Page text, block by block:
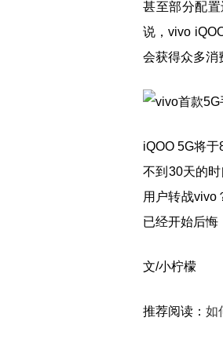
甚至部分配
说，vivo
会获得众多消
iQOO 5G将
不到30天的
用户转战vivo
已经开始后悔
文/小柠檬
推荐阅读： 如